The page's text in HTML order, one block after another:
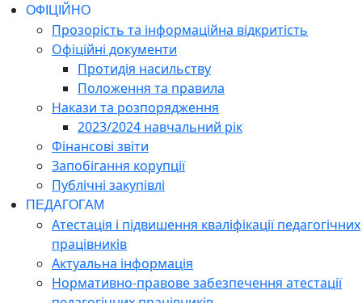
ОФІЦІЙНО
Прозорість та інформаційна відкритість
Офіційні документи
Протидія насильству
Положення та правила
Накази та розпорядження
2023/2024 навчальний рік
Фінансові звіти
Запобігання корупції
Публічні закупівлі
ПЕДАГОГАМ
Атестація і підвишення кваліфікації педагогічних
працівників
Актуальна інформація
Нормативно-правове забезпечення атестації